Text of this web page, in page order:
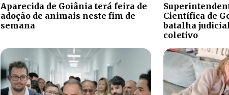
Aparecida de Goiânia terá feira de
adoção de animais neste fim de
semana
Científica de
batalha
coletivo